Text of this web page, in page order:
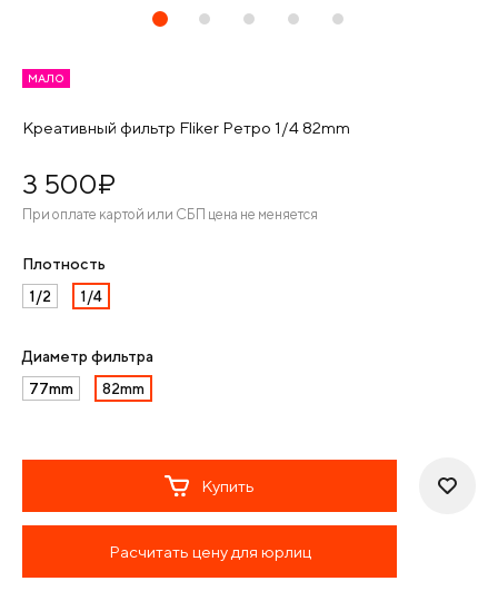
МАЛО
Креативный фильтр Fliker Ретро 1/4 82mm
3 500¤
При оплате картой или СБП цена не меняется
Плотность
1/2
1/4
Диаметр фильтра
77mm
82mm
Купить
Расчитать цену для юрлиц